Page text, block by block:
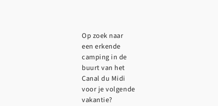
Op zoek naar
een erkende
camping in de
buurt van het
Canal du Midi
voor je volgende
vakantie?